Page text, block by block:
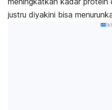
justru diyakini bisa